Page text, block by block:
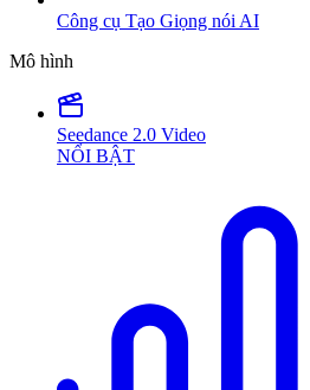
Công cụ Tạo Giọng nói AI
Mô hình
Seedance 2.0 Video
NỔI BẬT